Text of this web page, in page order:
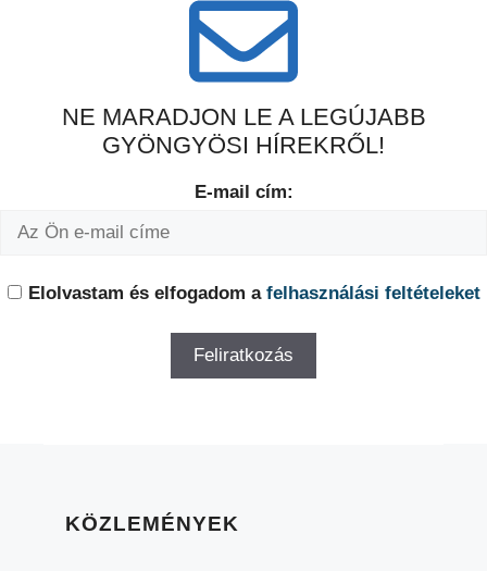
NE MARADJON LE A LEGÚJABB
GYÖNGYÖSI HÍREKRŐL!
E-mail cím:
Elolvastam és elfogadom a felhasználási feltételeket
KÖZLEMÉNYEK